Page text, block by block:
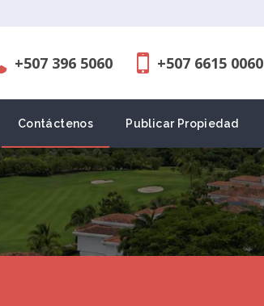
+507 396 5060 +507 6615 0060
Contáctenos Publicar Propiedad